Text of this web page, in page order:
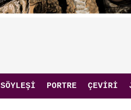
SÖYLEŞI PORTRE ÇEVIRI